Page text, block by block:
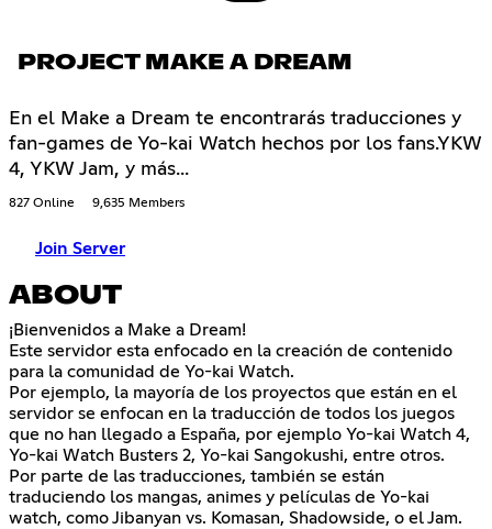
PROJECT MAKE A DREAM
En el Make a Dream te encontrarás traducciones y
fan-games de Yo-kai Watch hechos por los fans.YKW
4, YKW Jam, y más...
827 Online 9,635 Members
Join Server
ABOUT
¡Bienvenidos a Make a Dream!
Este servidor esta enfocado en la creación de contenido
para la comunidad de Yo-kai Watch.
Por ejemplo, la mayoría de los proyectos que están en el
servidor se enfocan en la traducción de todos los juegos
que no han llegado a España, por ejemplo Yo-kai Watch 4,
Yo-kai Watch Busters 2, Yo-kai Sangokushi, entre otros.
Por parte de las traducciones, también se están
traduciendo los mangas, animes y películas de Yo-kai
watch, como Jibanyan vs. Komasan, Shadowside, o el Jam.